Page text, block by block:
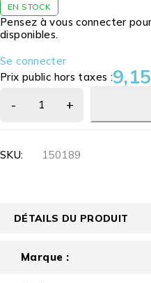
EN STOCK
Pensez à vous connecter
disponibles.
Se connecter
Prix public hors taxes :9,15
SKU: 150189
DÉTAILS DU PRODUIT
Marque :